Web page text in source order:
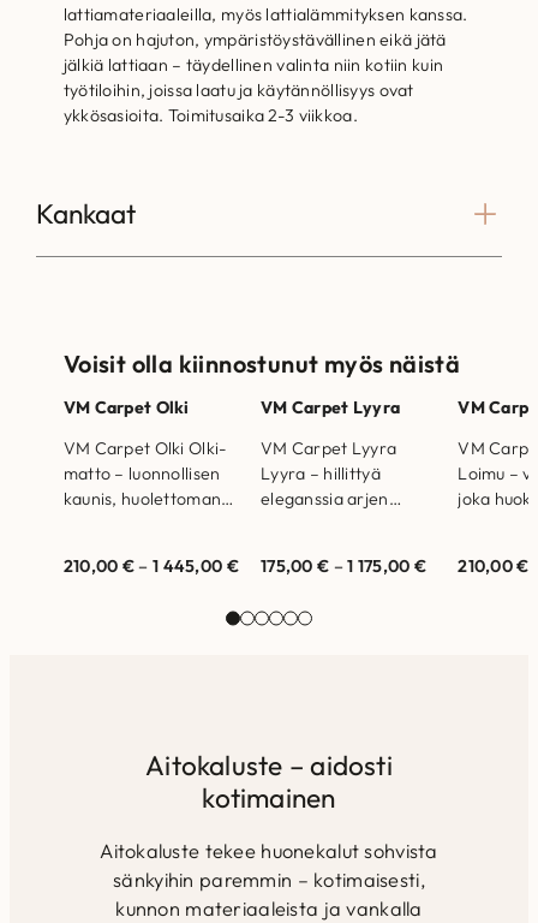
lattiamateriaaleilla, myös lattialämmityksen kanssa.
Pohja on hajuton, ympäristöystävällinen eikä jätä
jälkiä lattiaan – täydellinen valinta niin kotiin kuin
työtiloihin, joissa laatu ja käytännöllisyys ovat
ykkösasioita. Toimitusaika 2-3 viikkoa.
Kankaat
Voisit olla kiinnostunut myös näistä
VM Carpet Olki
VM Carpet Olki Olki-
matto – luonnollisen
kaunis, huolettoman
Vantaan myymälöissä.
210,00 €– 1 445,00 €
VM Carpet Lyyra
VM Carpet Lyyra
Lyyra – hillittyä
eleganssia arjen
Vantaan myymälöissä.
kestää aikaa…
175,00 € –1 175,00 €
VM
VM
Loimu –
joka
Vantaan
210,00€
Aitokaluste – aidosti
kotimainen
Aitokaluste tekee huonekalut sohvista
sänkyihin paremmin – kotimaisesti,
kunnon materiaaleista ja vankalla